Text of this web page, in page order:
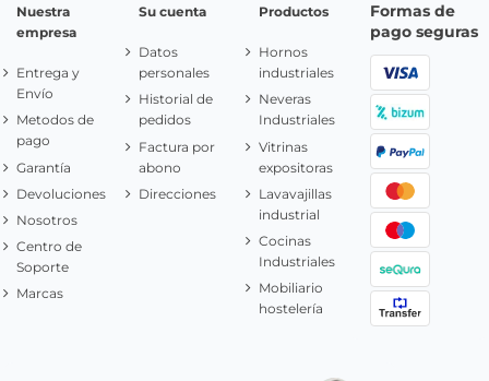
Nuestra
empresa
Entrega y
Envío
Metodos de
pago
Garantía
Devoluciones
Nosotros
Centro de
Soporte
Marcas
Su cuenta
Datos
personales
Historial de
pedidos
Factura por
abono
Direcciones
Productos
Hornos
industriales
Neveras
Industriales
Vitrinas
expositoras
Lavavajillas
industrial
Cocinas
Industriales
Mobiliario
hostelería
Formas de
pago seguras